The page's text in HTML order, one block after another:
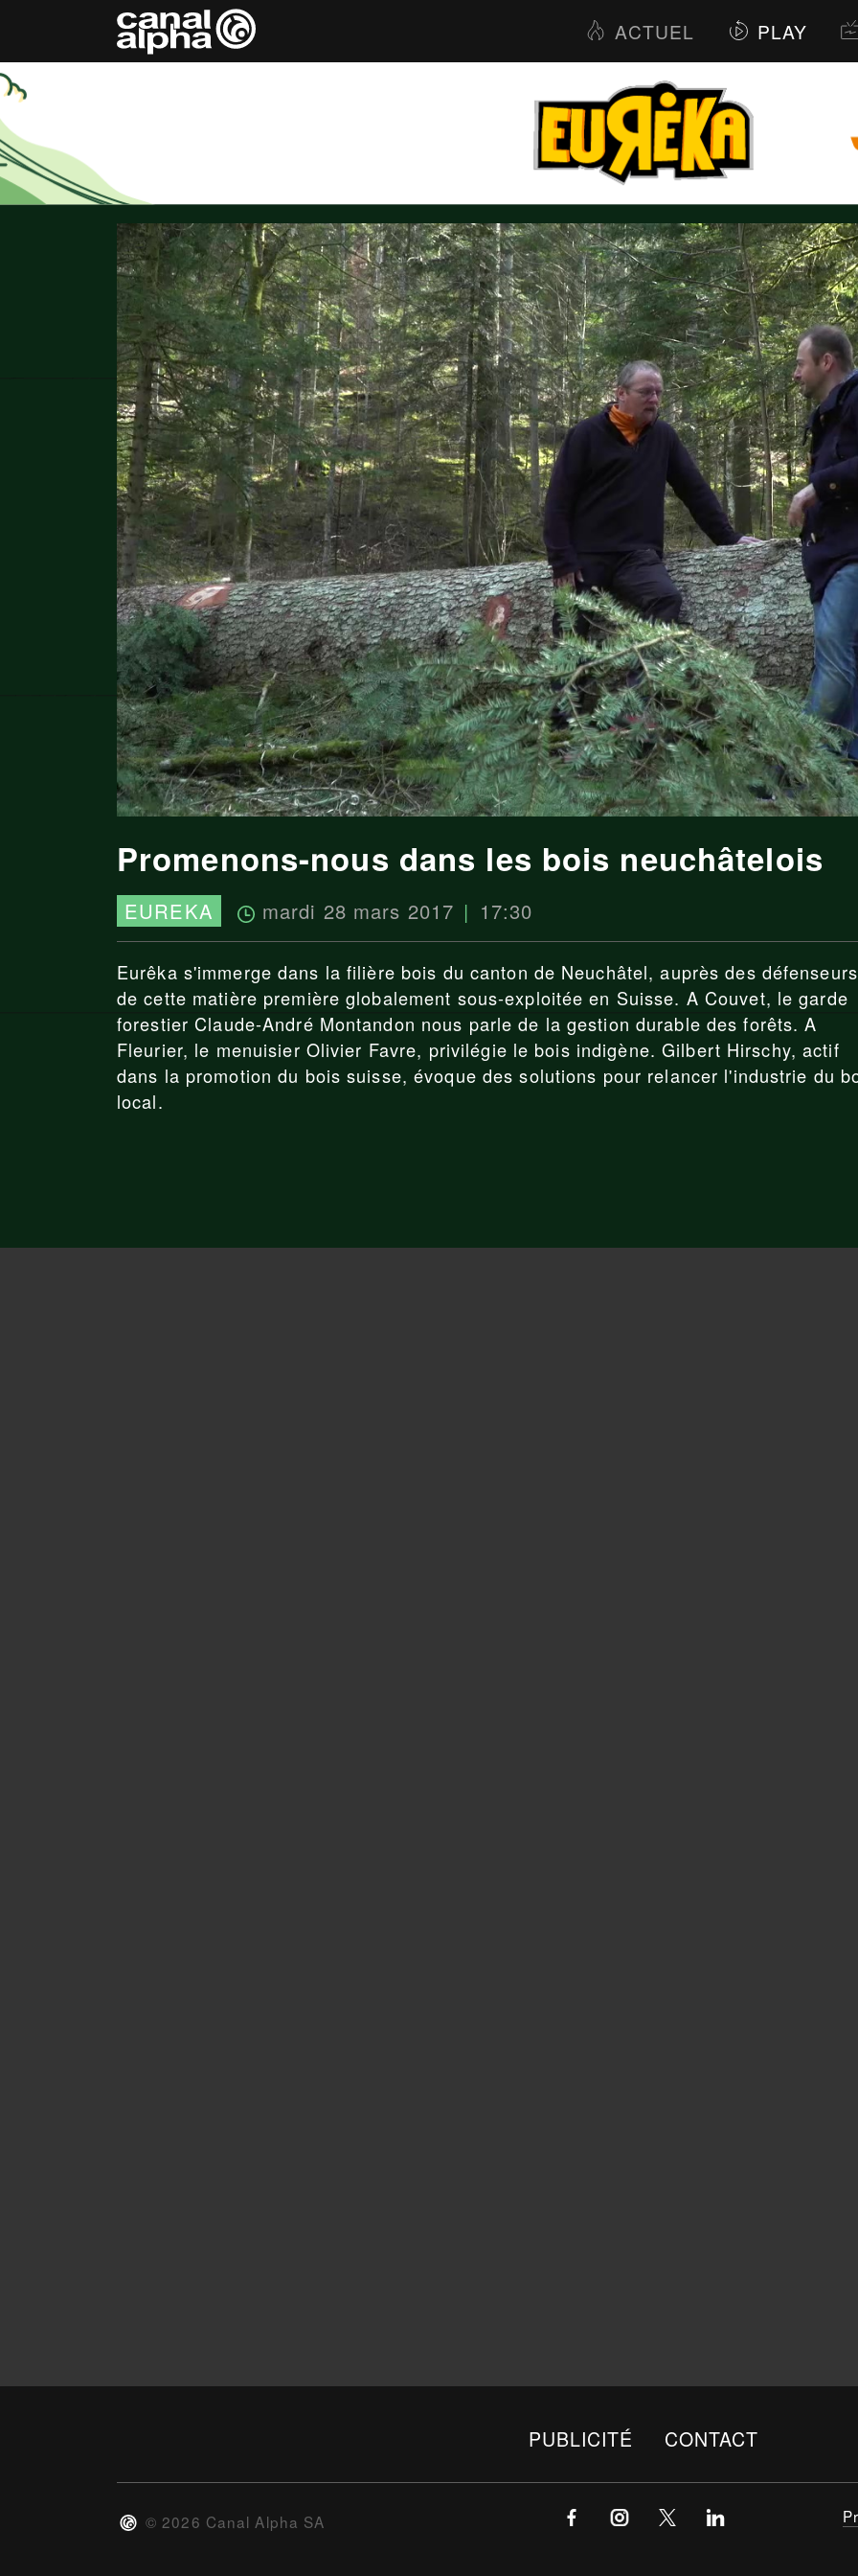
ACTUEL PLAY
Promenons-nous dans les bois neuchâtelois
EUREKA mardi 28 mars 2017 17:30
Eurêka s'immerge dans la filière bois du canton de Neuchâtel, auprès des défenseurs
de cette matière première globalement sous-exploitée en Suisse. A Couvet, le garde
forestier Claude-André Montandon nous parle de la gestion durable des forêts. A
Fleurier, le menuisier Olivier Favre, privilégie le bois indigène. Gilbert Hirschy, actif
dans la promotion du bois suisse, évoque des solutions pour relancer l'industrie du
local.
PUBLICITÉ CONTACT
© 2026 Canal Alpha SA